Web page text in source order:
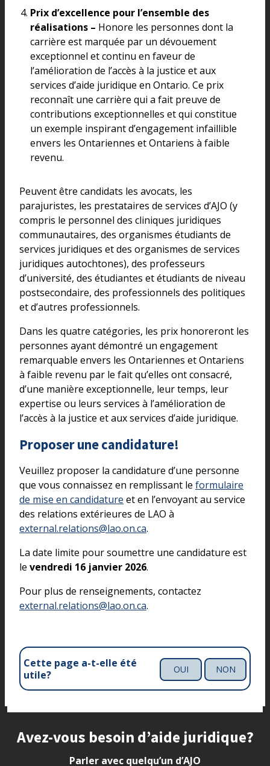
Prix d’excellence pour l’ensemble des
réalisations – Honore les personnes dont la
carrière est marquée par un dévouement
exceptionnel et continu en faveur de
l’amélioration de l’accès à la justice et aux
services d’aide juridique en Ontario. Ce prix
reconnaît une carrière qui a fait preuve de
contributions exceptionnelles et qui constitue
un exemple inspirant d’engagement infaillible
envers les Ontariennes et Ontariens à faible
revenu.
Peuvent être candidats les avocats, les
parajuristes, les prestataires de services d’AJO (y
compris le personnel des cliniques juridiques
communautaires, des organismes étudiants de
services juridiques et des organismes de services
juridiques autochtones), des professeurs
d’université, des étudiantes et étudiants de niveau
postsecondaire, des professionnels des politiques
et d’autres professionnels.
Dans les quatre catégories, les prix honoreront les
personnes ayant démontré un engagement
remarquable envers les Ontariennes et Ontariens
à faible revenu par le fait qu’elles ont consacré,
d’une manière exceptionnelle, leur temps, leur
expertise ou leurs services à l’amélioration de
l’accès à la justice et aux services d’aide juridique.
Proposer une candidature!
Veuillez proposer la candidature d’une personne
que vous connaissez en remplissant le formulaire
de mise en candidature et en l’envoyant au service
des relations extérieures de LAO à
external.relations@lao.on.ca.
La date limite pour soumettre une candidature est
le vendredi 16 janvier 2026.
Pour plus de renseignements, contactez
external.relations@lao.on.ca.
Cette page a-t-elle été
utile?
OUI NON
Site footer
Avez-vous besoin d’aide juridique?
Parler avec quelqu’un d’AJO